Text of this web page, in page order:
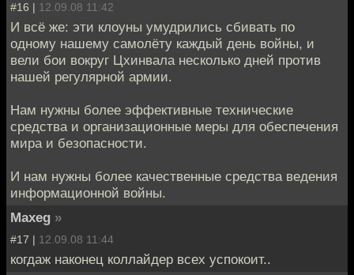
#16 | 12.09.08 11:42
И всё же: эти клоуны умудрились сбивать по
одному нашему самолёту каждый день войны, и
вели бои вокруг Цхинвала несколько дней против
нашей регулярной армии.
Нам нужны более эффективные технические
средства и организационные меры для обеспечения
мира и безопасности.
И нам нужны более качественные средства ведения
информационной войны.
Maxeg »
#17 | 12.09.08 11:44
когдаж наконец коллайдер всех успокоит..